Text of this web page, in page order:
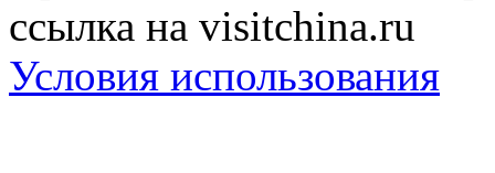
ссылка на visitchina.ru
Условия использования